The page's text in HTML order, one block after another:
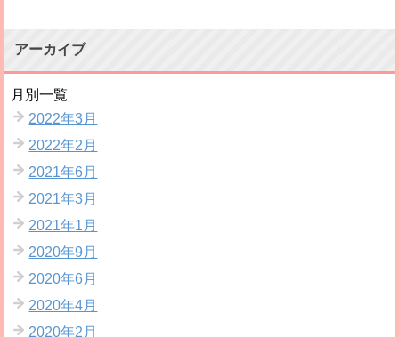
アーカイブ
月別一覧
2022年3月
2022年2月
2021年6月
2021年3月
2021年1月
2020年9月
2020年6月
2020年4月
2020年2月